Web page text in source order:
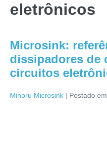
eletrônicos
Microsink:
dissipadores de
circuitos
Minoru Microsink | Postado em